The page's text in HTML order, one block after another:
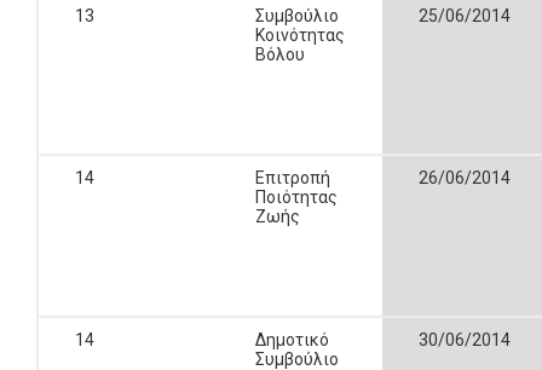
13
Συμβούλιο
Κοινότητας
Βόλου
25/06/2014
14
Επιτροπή
Ποιότητας
Ζωής
26/06/2014
14
Δημοτικό
Συμβούλιο
30/06/2014